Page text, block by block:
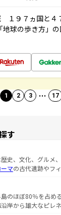
１９７ヵ国と４
球の歩き方」
1 2 3 … 17
す
史、文化、グルメ
マの古代遺跡やフ
ーナの美しい田園
景観も見逃せない
など、絶品のイタ
のほぼ80％を占め
岸から雄大なピレ